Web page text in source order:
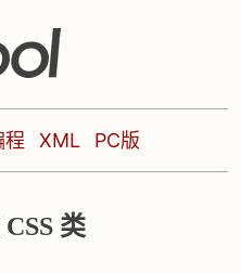
程 XML PC版
类